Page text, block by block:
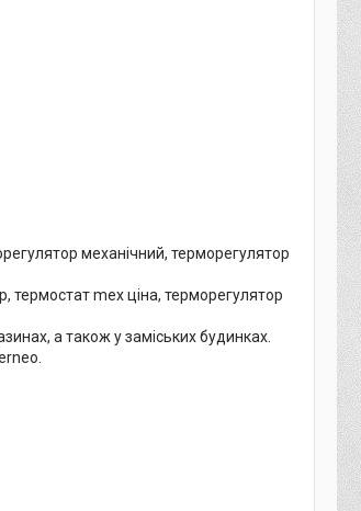
механічний, терморегулятор
термостат mex ціна, терморегулятор
а також у заміських будинках.